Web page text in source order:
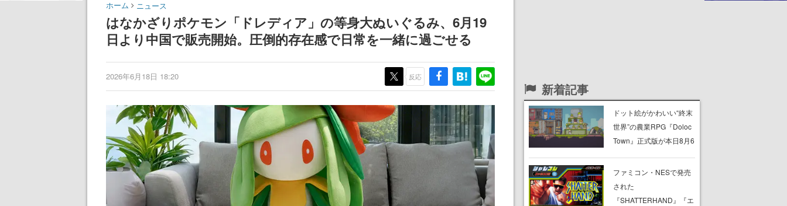
の名前に
ホーム ニュース
はなかざりポケモン「ドレディア」の等身大ぬいぐるみ、6月19
日より中国で販売開始。圧倒的存在感で日常を一緒に過ごせる
2026年6月18日 18:20 反応
新着記事
ドット絵がかわいい“終末
世界”の農業RPG『Doloc
Town』正式版が本日8月6
農業で少しずつ再生させ
つつ、建築・釣り・畜
産・冒険も楽しめる
ファミコン・NESで発売
された
『SHATTERHAND』『エ